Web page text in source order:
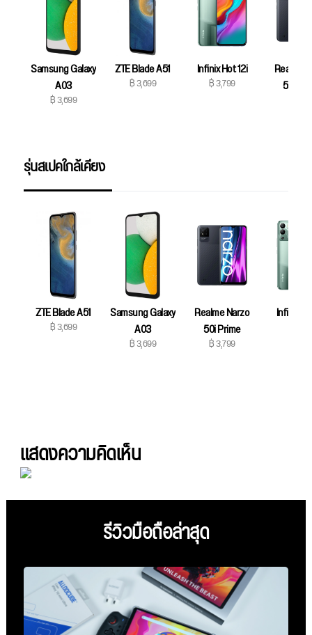
Samsung Galaxy
A03
฿ 3,699
ZTE Blade A51
฿ 3,699
Infinix Hot 12i
฿ 3,799
Realme
50i
รุ่นสเปคใกล้เคียง
ZTE Blade A51
฿ 3,699
Samsung Galaxy
A03
฿ 3,699
Realme Narzo
50i Prime
฿ 3,799
Infinix
แสดงความคิดเห็น
รีวิวมือถือล่าสุด